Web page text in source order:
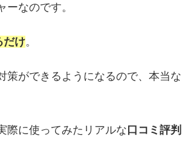
なのです。
だけ。
策ができるようになるので、本当な
際に使ってみたリアルな 口コミ評判